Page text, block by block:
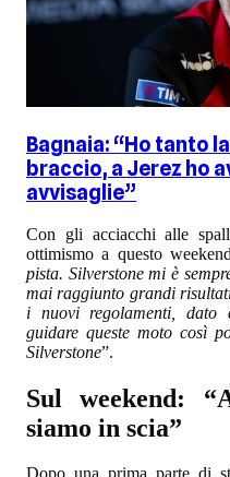
Bagnaia: “Ho tanto
braccio, a Jerez ho
avvisaglie”
Con gli acciacchi alle
ottimismo a questo
pista. Silverstone mi è
mai raggiunto grandi
i nuovi regolamenti,
guidare queste moto così
Silverstone”.
Sul weekend:
siamo in scia”